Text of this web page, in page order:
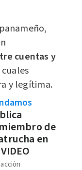
cuentas y
y legítima.
de
en